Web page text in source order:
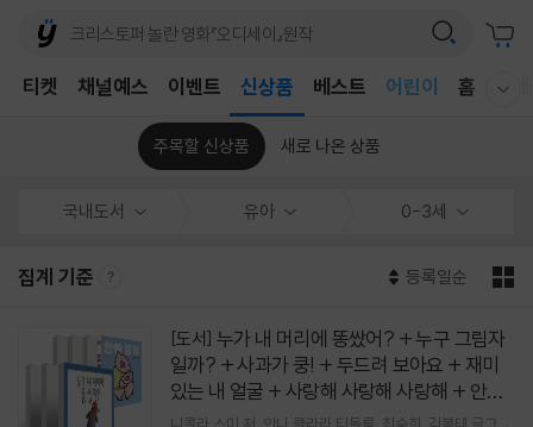
채널예스 이벤트 신상품 베스트
어린이
홈 국
티켓
주목할 신상품 새로 나온 상품
국내도서 유아 0-3세
집계 기준 등록일순
[도서]
일까? + 사과가 쿵! + 두드려 보아요 + 재미
있는 내 얼굴 + 사랑해 사랑해 사랑해 + 안아
줄게 세트[7권 ]